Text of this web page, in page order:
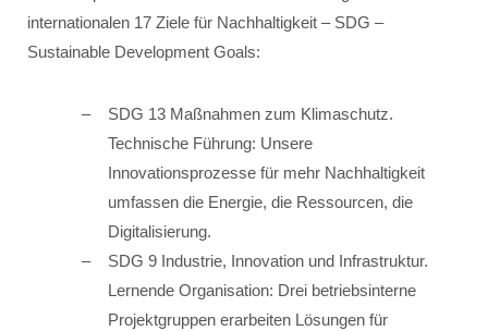
internationalen 17 Ziele für Nachhaltigkeit – SDG –
Sustainable Development Goals:
SDG 13 Maßnahmen zum Klimaschutz.
Technische Führung: Unsere
Innovationsprozesse für mehr Nachhaltigkeit
umfassen die Energie, die Ressourcen, die
Digitalisierung.
SDG 9 Industrie, Innovation und Infrastruktur.
Lernende Organisation: Drei betriebsinterne
Projektgruppen erarbeiten Lösungen für